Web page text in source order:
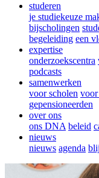
studeren
je studiekeuze
bijscholingen
begeleiding een
expertise
onderzoekscentra
podcasts
samenwerken
voor scholen voor
gepensioneerden
over ons
ons DNA beleid
nieuws
nieuws agenda